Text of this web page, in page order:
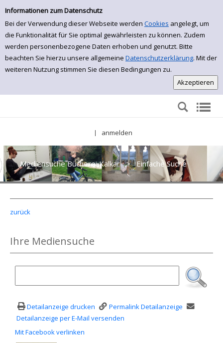
Einfache Suche
Informationen zum Datenschutz
Bei der Verwendung dieser Webseite werden Cookies angelegt, um
die Funktionalität für Sie optimal gewährleisten zu können. Zudem
werden personenbezogene Daten erhoben und genutzt. Bitte
beachten Sie hierzu unsere allgemeine Datenschutzerklärung. Mit der
weiteren Nutzung stimmen Sie diesen Bedingungen zu.
Zur Detailanzeige springen
| anmelden
Mediensuche Bücherei Kalkar>Einfache Suche
zurück
Ihre Mediensuche
Detailanzeige drucken
Permalink Detailanzeige
Detailanzeige per E-Mail versenden
Mit Facebook verlinken